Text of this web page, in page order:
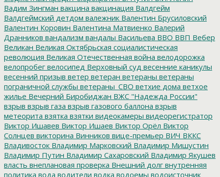
Вадим Зингман вакцина вакцинация Валдгейм
Валдгеймский детдом валежник Валентин Брусиловский
Валентин Коровин Валентина Матвиенко Валерий
Дранников вандализм вандалы Васильева ВВО ВВП Вебер
Великан Великая Октябрьская социалистическая
революция Великая Отечественная война велодорожка
велопробег велосипед Верховный суд весенние каникулы
весенний призыв ветер ветеран ветераны ветераны
пограничной службы ветераны_СВО ветхие дома ветхое
жилье Вечерний Биробиджан ВЖС "Надежда России"
взрыв взрыв газа взрыв газового баллона взрыв
метеорита взятка взятки видеокамеры видеорегистратор
Виктор Ишавев Виктор Ишаев Виктор Орёл Виктор
Солнцев викторина Винников вице-премьер ВИЧ ВККС
Владивосток Владимир Марковский Владимир Мишустин
Владимир Путин Владимир Сахаровский Владимир Якушев
власть внеплановая проверка Внешний долг внутренняя
политика вода водители водка водоемы водоисточник